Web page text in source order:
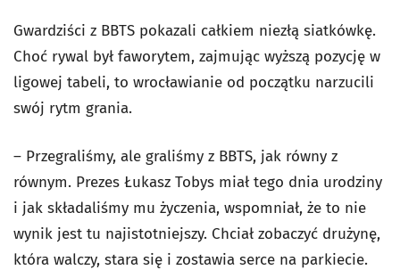
Gwardziści z BBTS pokazali całkiem niezłą siatkówkę.
Choć rywal był faworytem, zajmując wyższą pozycję w
ligowej tabeli, to wrocławianie od początku narzucili
swój rytm grania.
– Przegraliśmy, ale graliśmy z BBTS, jak równy z
równym. Prezes Łukasz Tobys miał tego dnia urodziny
i jak składaliśmy mu życzenia, wspomniał, że to nie
wynik jest tu najistotniejszy. Chciał zobaczyć drużynę,
która walczy, stara się i zostawia serce na parkiecie.